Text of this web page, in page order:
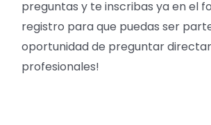
preguntas y te inscribas ya en el
registro para que puedas ser
oportunidad de preguntar
profesionales!